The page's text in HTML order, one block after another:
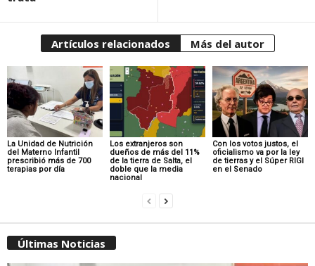
Artículos relacionados Más del autor
La Unidad de Nutrición
del Materno Infantil
prescribió más de 700
terapias por día
Los extranjeros son
dueños de más del 11%
de la tierra de Salta, el
doble que la media
nacional
Con los votos justos, el
oficialismo va por la ley
de tierras y el Súper RIGI
en el Senado
Últimas Noticias